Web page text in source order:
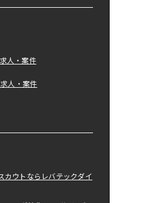
人・案件
人・案件
カウトならレバテックダイ